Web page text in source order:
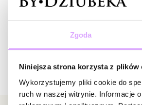
Zgoda
Niniejsza strona korzysta z plików
Wykorzystujemy pliki cookie do
ruch w naszej witrynie. Informacje